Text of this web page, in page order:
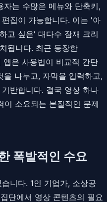
는 수많은 메뉴와 단축키,
집이 가능합니다. 이는 '아
고 싶은' 대다수 잠재 크리
됩니다. 최근 등장한
은 사용법이 비교적 간단
나누고, 자막을 입력하고,
반합니다. 결국 영상 하나
이 소요되는 본질적인 문제
폭발적인 수요
니다. 1인 기업가, 소상공
단에서 영상 콘텐츠의 필요